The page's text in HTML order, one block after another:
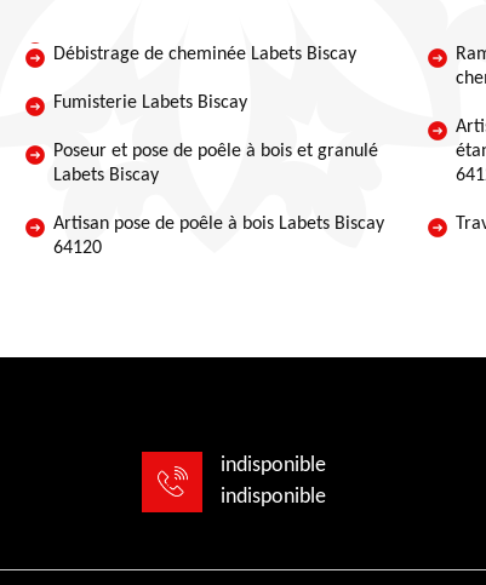
Débistrage de cheminée Labets Biscay
Fumisterie Labets Biscay
Poseur et pose de poêle à bois et granulé
Labets Biscay
Artisan pose de poêle à bois Labets Biscay
64120
indisponible
indisponible